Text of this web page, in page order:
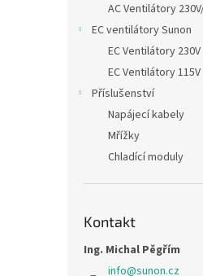
AC Ventilátory
EC ventilátory Sunon
EC Ventilátory 230V
EC Ventilátory 115V
Příslušenství
Napájecí kabely
Mřížky
Chladící moduly
Kontakt
Ing. Michal Pěgřím
info@sunon.cz